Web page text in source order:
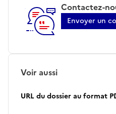
Contactez-
Envoyer un
Voir aussi
URL du dossier au format